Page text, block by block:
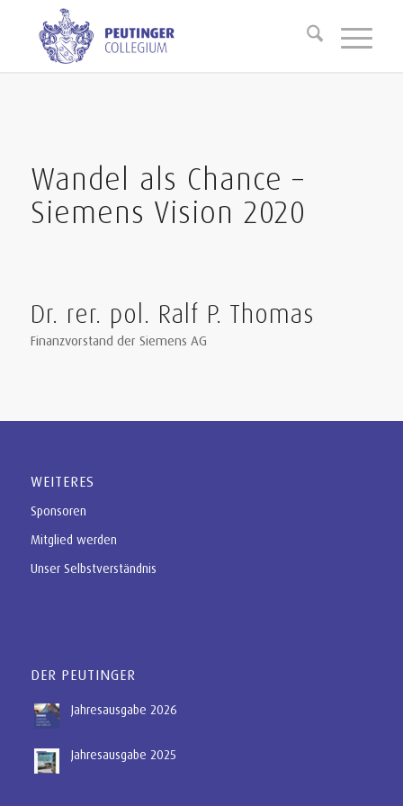
Wandel als Chance –
Siemens Vision 2020
Dr. rer. pol. Ralf P. Thomas
Finanzvorstand der Siemens AG
WEITERES
Sponsoren
Mitglied werden
Unser Selbstverständnis
DER PEUTINGER
Jahresausgabe 2026
Jahresausgabe 2025